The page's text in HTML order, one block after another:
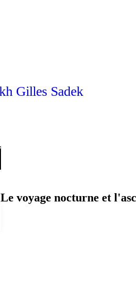
Le voyage nocturne et